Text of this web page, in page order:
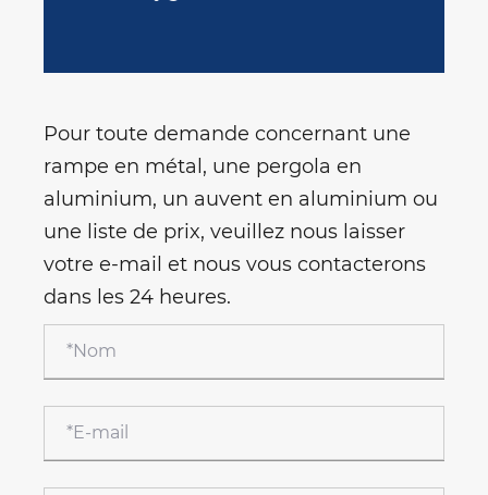
Pour toute demande concernant une
rampe en métal, une pergola en
aluminium, un auvent en aluminium ou
une liste de prix, veuillez nous laisser
votre e-mail et nous vous contacterons
dans les 24 heures.